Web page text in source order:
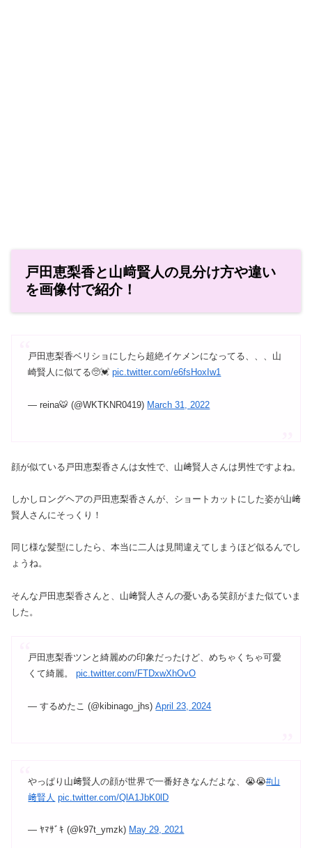
戸田恵梨香と山﨑賢人の見分け方や違い
を画像付で紹介！
戸田恵梨香ベリショにしたら超絶イケメンになってる、、、山
崎賢人に似てる🥺💓pic.twitter.com/e6fsHoxIw1
— reina🐯 (@WKTKNR0419) March 31, 2022
顔が似ている戸田恵梨香さんは女性で、山﨑賢人さんは男性ですよね。
しかしロングヘアの戸田恵梨香さんが、ショートカットにした姿が山﨑
賢人さんにそっくり！
同じ様な髪型にしたら、本当に二人は見間違えてしまうほど似るんでし
ょうね。
そんな戸田恵梨香さんと、山﨑賢人さんの憂いある笑顔がまた似ていま
した。
戸田恵梨香ツンと綺麗めの印象だったけど、めちゃくちゃ可愛
くて綺麗。pic.twitter.com/FTDxwXhOvO
— するめたこ (@kibinago_jhs)April 23, 2024
やっぱり山﨑賢人の顔が世界で一番好きなんだよな、😭😭#山
﨑賢人 pic.twitter.com/QlA1JbK0lD
— ﾔﾏｻﾞｷ (@k97t_ymzk) May 29, 2021